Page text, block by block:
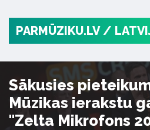
PARMŪZIKU.LV /
Sākusies
Mūzikas ierakstu
"Zelta Mikrofons